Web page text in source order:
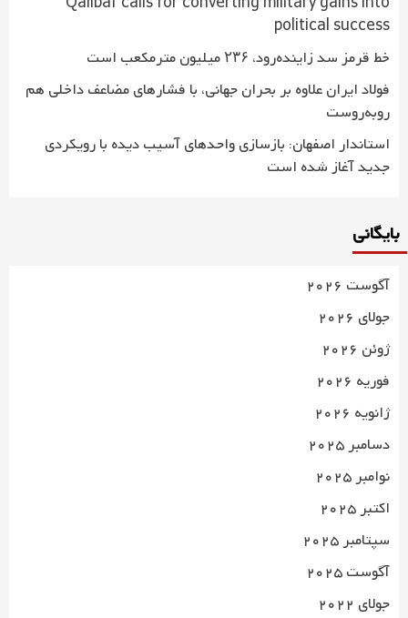
political success
خط قرمز سد زاینده‌رود، ۲۳۶ میلیون مترمکعب است
فولاد ایران علاوه بر بحران جهانی، با فشارهای مضاعف داخلی هم
روبه‌روست
استاندار اصفهان: بازسازی واحدهای آسیب دیده با رویکردی
جدید آغاز شده است
بایگانی
آگوست 2026
جولای 2026
ژوئن 2026
فوریه 2026
ژانویه 2026
دسامبر 2025
نوامبر 2025
اکتبر 2025
سپتامبر 2025
آگوست 2025
جولای 2022